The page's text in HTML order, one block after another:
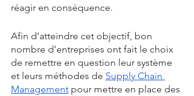
réagir en conséquence.
Afin d’atteindre cet objectif, bon
nombre d’entreprises ont fait le choix
de remettre en question leur système
et leurs méthodes de Supply Chain
Management pour mettre en place des